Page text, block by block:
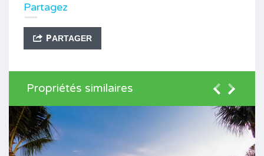
Partagez
PARTAGER
Propriétés similaires